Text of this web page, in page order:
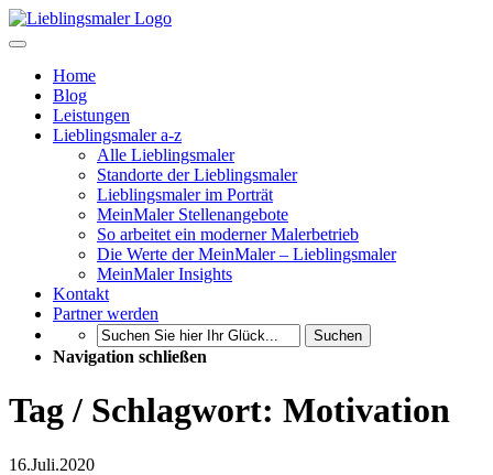
Home
Blog
Leistungen
Lieblingsmaler a-z
Alle Lieblingsmaler
Standorte der Lieblingsmaler
Lieblingsmaler im Porträt
MeinMaler Stellenangebote
So arbeitet ein moderner Malerbetrieb
Die Werte der MeinMaler – Lieblingsmaler
MeinMaler Insights
Kontakt
Partner werden
Suchen
Navigation schließen
Tag / Schlagwort: Motivation
16.Juli.2020